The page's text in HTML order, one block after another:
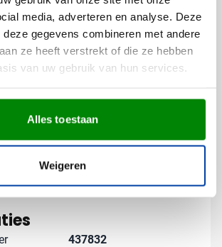
media, adverteren en analyse. Deze
deze gegevens combineren met andere
ze heeft verstrekt of die ze hebben
van uw gebruik van hun services.
Alles toestaan
Weigeren
voorbeeld van je
jouw logo eruit ziet op deze rPET
te staan. Heb je nog vragen over
rugzakken zijn op basis van
dus wacht niet te lang met bestellen
evenement of promotieactie.
437832